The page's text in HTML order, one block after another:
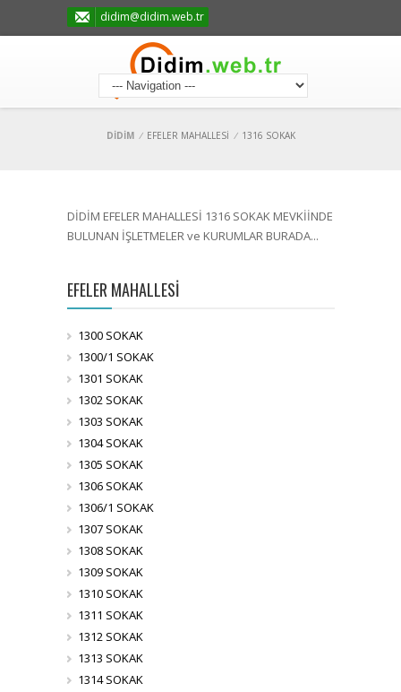
didim@didim.web.tr
DİDİM / EFELER MAHALLESİ / 1316 SOKAK
DİDİM EFELER MAHALLESİ 1316 SOKAK MEVKİİNDE
BULUNAN İŞLETMELER ve KURUMLAR BURADA...
EFELER MAHALLESİ
1300 SOKAK
1300/1 SOKAK
1301 SOKAK
1302 SOKAK
1303 SOKAK
1304 SOKAK
1305 SOKAK
1306 SOKAK
1306/1 SOKAK
1307 SOKAK
1308 SOKAK
1309 SOKAK
1310 SOKAK
1311 SOKAK
1312 SOKAK
1313 SOKAK
1314 SOKAK